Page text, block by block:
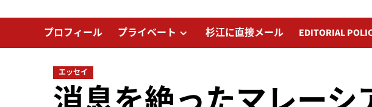
プロフィール プライベート 杉江に直接メール EDITORIAL
エッセイ